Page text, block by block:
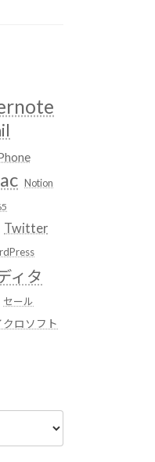
Notion
Twitter
ィタ
セール
クロソフト